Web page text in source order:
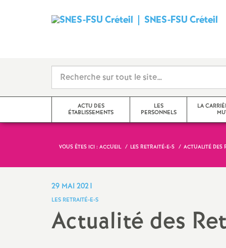
SNES-FSUCréteil
i
c
t
ACTU DES
ÉTABLISSEMENTS
Seine-Saint-Denis
Seine-et-Marne
LES
PERSONNELS
Professeur-e-s
documentalistes
LA
obligations de
VOUS ÊTES ICI : ACCUEIL LES RETRAITÉ-E-S ACTUALITÉ DES
29 MAI 2021
LES RETRAITÉ-E-S
Actualité des